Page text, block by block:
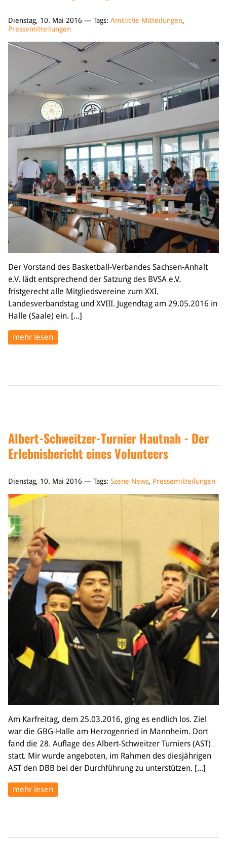
Dienstag, 10. Mai 2016 — Tags: Amtliche Mitteilungen,
Pressemitteilungen
Der Vorstand des Basketball-Verbandes Sachsen-Anhalt
e.V. lädt entsprechend der Satzung des BVSA e.V.
fristgerecht alle Mitgliedsvereine zum XXI.
Landesverbandstag und XVIII. Jugendtag am 29.05.2016 in
Halle (Saale) ein. [...]
mehr lesen
Albert-Schweitzer-Turnier Hautnah - Der
Erlebnisbericht eines Volunteers
Dienstag, 10. Mai 2016 — Tags: Szene News, Pressemitteilungen
Am Karfreitag, dem 25.03.2016, ging es endlich los. Ziel
war die GBG-Halle am Herzogenried in Mannheim. Dort
fand die 28. Auflage des Albert-Schweitzer Turniers (AST)
statt. Mir wurde angeboten, im Rahmen des diesjährigen
AST den DBB bei der Durchführung zu unterstützen. [...]
mehr lesen